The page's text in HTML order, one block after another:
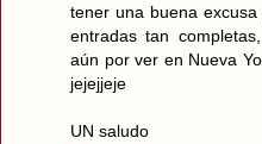
tener una buena
entradas tan
aún por ver en Nueva
jejejjeje
UN saludo